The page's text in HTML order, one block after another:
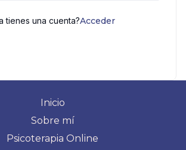
tienes una cuenta?Acceder
Inicio
Sobre mí
Psicoterapia Online